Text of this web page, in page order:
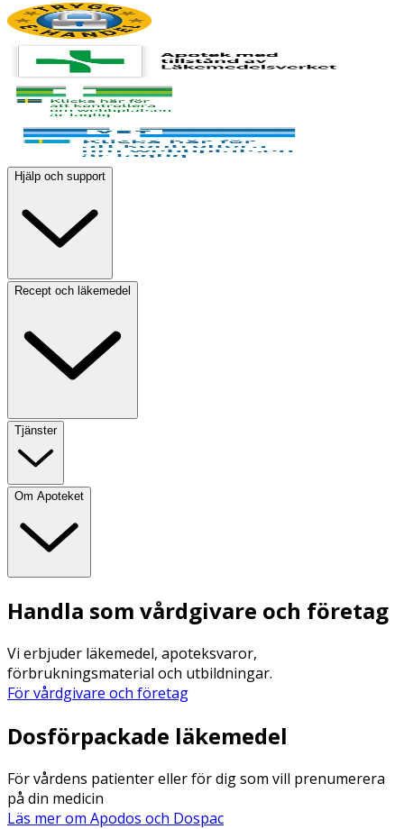
Hjälp och support
Recept och läkemedel
Tjänster
Om Apoteket
Handla som vårdgivare och företag
Vi erbjuder läkemedel, apoteksvaror,
förbrukningsmaterial och utbildningar.
För vårdgivare och företag
Dosförpackade läkemedel
För vårdens patienter eller för dig som vill prenumerera
på din medicin
Läs mer om Apodos och Dospac